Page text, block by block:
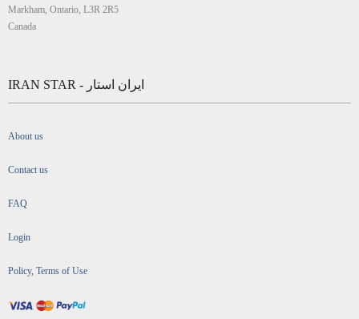
Markham, Ontario, L3R 2R5
Canada
IRAN STAR - ایران استار
About us
Contact us
FAQ
Login
Policy, Terms of Use